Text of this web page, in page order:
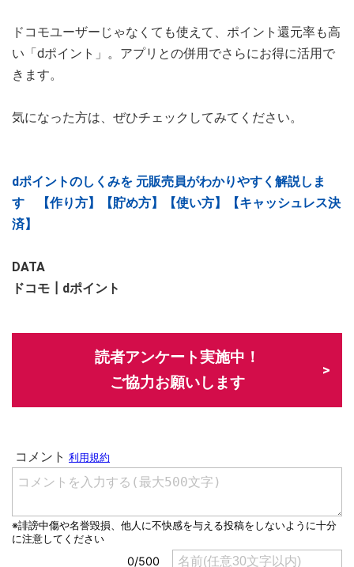
ドコモユーザーじゃなくても使えて、ポイント還元率も高
い「dポイント」。アプリとの併用でさらにお得に活用で
きます。
気になった方は、ぜひチェックしてみてください。
dポイントのしくみを 元販売員がわかりやすく解説しま
す 【作り方】【貯め方】【使い方】【キャッシュレス決
済】
DATA
ドコモ┃dポイント
読者アンケート実施中！
ご協力お願いします